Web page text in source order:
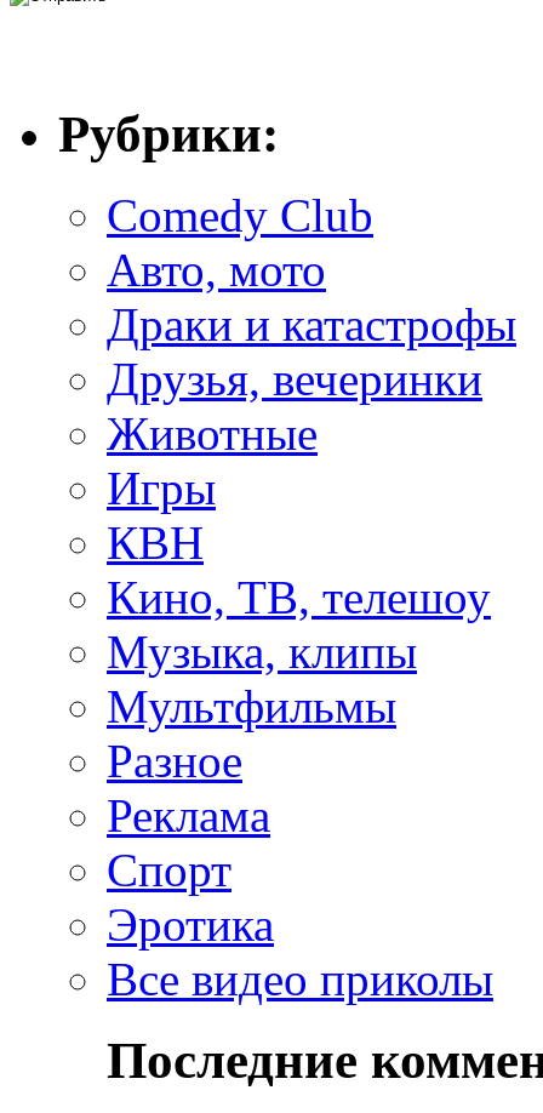
Рубрики:
Comedy Club
Авто, мото
Драки и катастрофы
Друзья, вечеринки
Животные
Игры
КВН
Кино, ТВ, телешоу
Музыка, клипы
Мультфильмы
Разное
Реклама
Спорт
Эротика
Все видео приколы
Последние